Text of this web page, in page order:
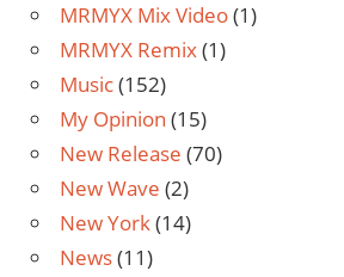
MRMYX Mix Video(1)
MRMYX Remix(1)
Music(152)
My Opinion (15)
New Release (70)
New Wave (2)
New York(14)
News(11)